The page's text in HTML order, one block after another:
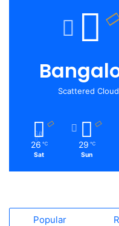
Scattered
26 ℃
Sat
29 ℃
Sun
Popular